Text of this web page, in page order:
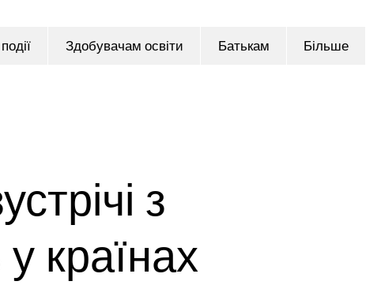
Здобувачам освіти Батькам Більше
з
країнах